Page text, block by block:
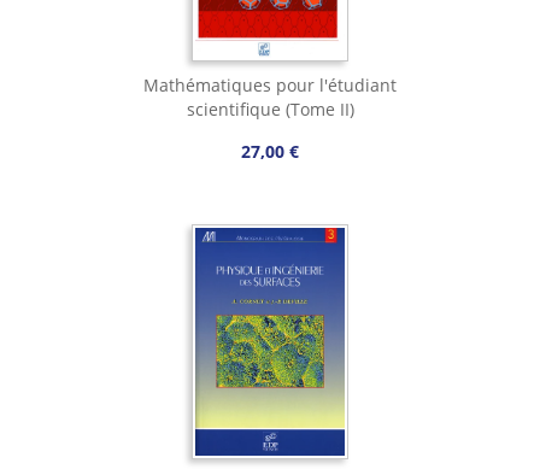
Mathématiques pour l'étudiant
scientifique (Tome II)
27,00 €